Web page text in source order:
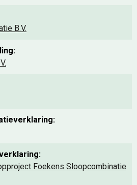
B.V.
Foekens Sloopcombinatie